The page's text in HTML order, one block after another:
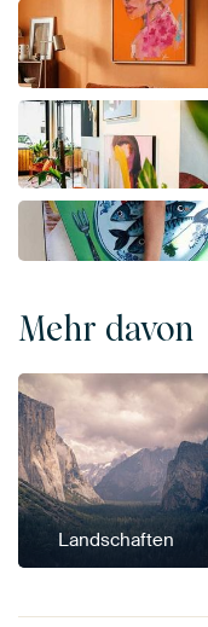
Mehr davon
Landschaften